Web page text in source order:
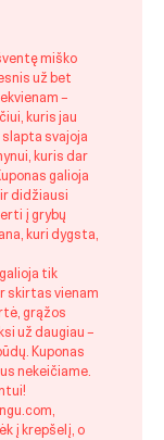
miško
už bet
–
kuris jau
slapta svajoja
kuris dar
galioja
didžiausi
į grybų
kuri dygsta,
tik
skirtas vienam
grąžos
už daugiau –
Kuponas
nekeičiame.
į krepšelį, o